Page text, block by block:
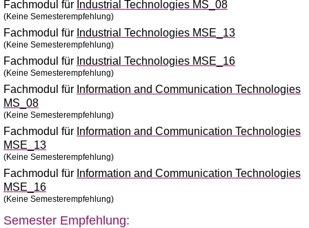
Fachmodul für Industrial Technologies MS_08
(Keine Semesterempfehlung)
Fachmodul für Industrial Technologies MSE_13
(Keine Semesterempfehlung)
Fachmodul für Industrial Technologies MSE_16
(Keine Semesterempfehlung)
Fachmodul für Information and Communication Technologies
MS_08
(Keine Semesterempfehlung)
Fachmodul für Information and Communication Technologies
MSE_13
(Keine Semesterempfehlung)
Fachmodul für Information and Communication Technologies
MSE_16
(Keine Semesterempfehlung)
Semester Empfehlung: